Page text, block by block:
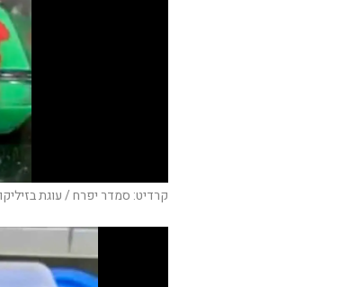
קרדיט: סמדר יפרח / עוגת